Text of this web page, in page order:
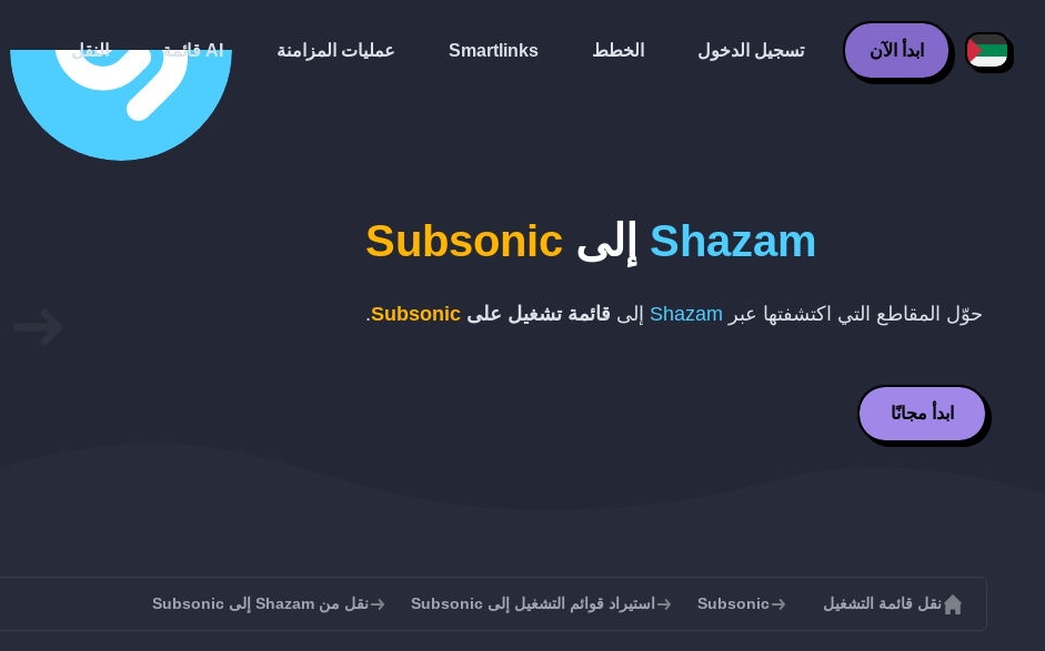
النقل قائمة AI عمليات المزامنة Smartlinks الخطط تسجيل الدخول ابدأ الآن
Shazam إلى Subsonic
حوّل المقاطع التي اكتشفتها عبر Shazam إلى قائمة تشغيل على Subsonic
.
ابدأ مجانًا
نقل قائمة التشغيل Subsonic استيراد قوائم التشغيل إلى Subsonic نقل من Shazam إلى Subsonic